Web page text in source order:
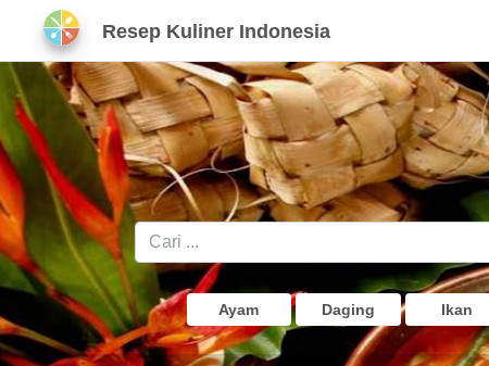
Resep Kuliner Indonesia
Ayam Daging Ikan